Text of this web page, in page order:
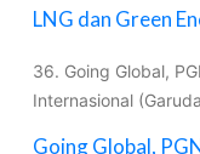
LNG dan Green
36. Going Global,
Internasional
Going Global,